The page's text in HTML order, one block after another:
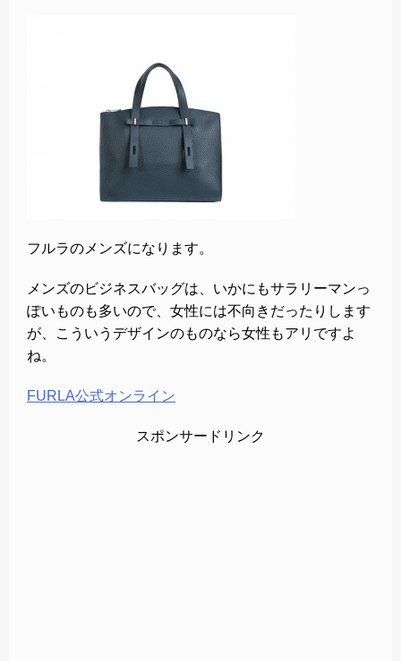
フルラのメンズになります。
メンズのビジネスバッグは、いかにもサラリーマンっ
ぽいものも多いので、女性には不向きだったりします
が、こういうデザインのものなら女性もアリですよ
ね。
FURLA公式オンライン
スポンサードリンク